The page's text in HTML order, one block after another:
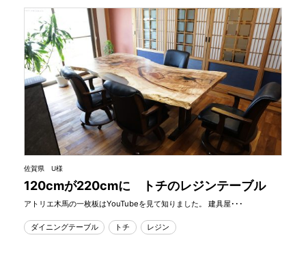
佐賀県 U様
120cmが220cmに トチのレジンテーブル
アトリエ木馬の一枚板はYouTubeを見て知りました。 建具屋･･･
ダイニングテーブル トチ レジン